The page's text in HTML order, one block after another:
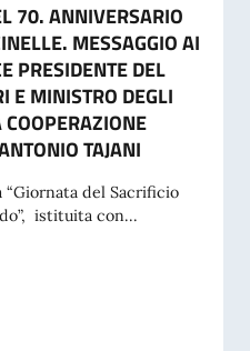
70. ANNIVERSARIO
MESSAGGIO AI
PRESIDENTE DEL
E MINISTRO DEGLI
TAJANI
“Giornata del Sacrificio
istituita con...
70. ANNIVERSARIO DEL